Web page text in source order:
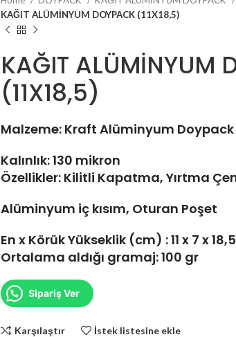
KAĞIT ALÜMİNYUM DOYPACK (11X18,5)
KAĞIT ALÜMİNYUM
(11X18,5)
Malzeme: Kraft Alüminyum
Kalınlık: 130 mikron
Özellikler: Kilitli Kapatma, Yırtma
Alüminyum iç kısım, Oturan Poşet
En x Körük Yükseklik (cm) : 11 x 7 x 18,5
Ortalama aldığı gramaj: 100 gr
Sipariş Ver
Karşılaştır İstek listesine ekle